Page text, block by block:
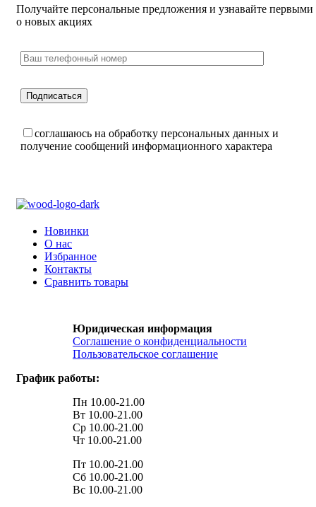
Получайте персональные предложения и узнавайте первыми
о новых акциях
соглашаюсь на обработку персональных данных и
получение сообщений информационного характера
Новинки
О нас
Избранное
Контакты
Сравнить товары
Юридическая информация
Соглашение о конфиденциальности
Пользовательское соглашение
График работы:
Пн 10.00-21.00
Вт 10.00-21.00
Ср 10.00-21.00
Чт 10.00-21.00
Пт 10.00-21.00
Сб 10.00-21.00
Вс 10.00-21.00